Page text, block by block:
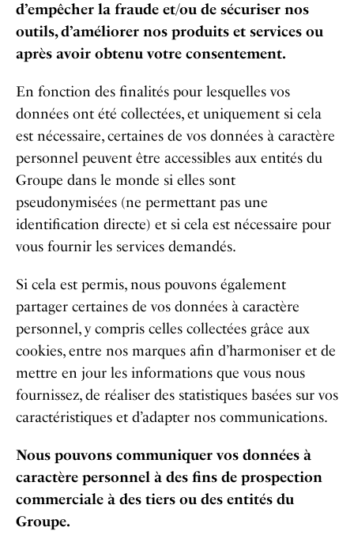
d’empêcher la fraude et/ou de sécuriser nos
outils, d’améliorer nos produits et services ou
après avoir obtenu votre consentement.
En fonction des finalités pour lesquelles vos
données ont été collectées, et uniquement si cela
est nécessaire, certaines de vos données à caractère
personnel peuvent être accessibles aux entités du
Groupe dans le monde si elles sont
pseudonymisées (ne permettant pas une
identification directe) et si cela est nécessaire pour
vous fournir les services demandés.
Si cela est permis, nous pouvons également
partager certaines de vos données à caractère
personnel, y compris celles collectées grâce aux
cookies, entre nos marques afin d’harmoniser et de
mettre en jour les informations que vous nous
fournissez, de réaliser des statistiques basées sur vos
caractéristiques et d’adapter nos communications.
Nous pouvons communiquer vos données à
caractère personnel à des fins de prospection
commerciale à des tiers ou des entités du
Groupe.